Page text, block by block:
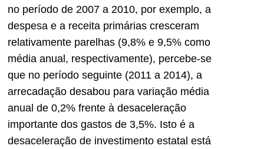
no período de 2007 a 2010, por exemplo, a
despesa e a receita primárias cresceram
relativamente parelhas (9,8% e 9,5% como
média anual, respectivamente), percebe-se
que no período seguinte (2011 a 2014), a
arrecadação desabou para variação média
anual de 0,2% frente à desaceleração
importante dos gastos de 3,5%. Isto é a
desaceleração de investimento estatal está